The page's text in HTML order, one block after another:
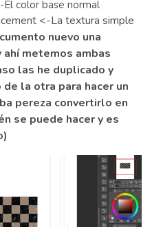
color base normal
<-La textura simple
nuevo una
ahí metemos ambas
las he duplicado y
la otra para hacer un
pereza convertirlo en
se puede hacer y es